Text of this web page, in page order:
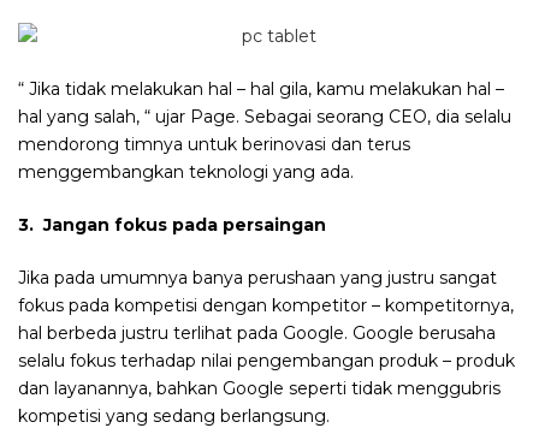
“ Jika tidak melakukan hal – hal gila, kamu melakukan hal –
hal yang salah, “ ujar Page. Sebagai seorang CEO, dia selalu
mendorong timnya untuk berinovasi dan terus
menggembangkan teknologi yang ada.
3. Jangan fokus pada persaingan
Jika pada umumnya banya perushaan yang justru sangat
fokus pada kompetisi dengan kompetitor – kompetitornya,
hal berbeda justru terlihat pada Google. Google berusaha
selalu fokus terhadap nilai pengembangan produk – produk
dan layanannya, bahkan Google seperti tidak menggubris
kompetisi yang sedang berlangsung.